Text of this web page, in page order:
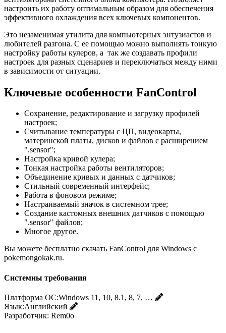
настроить их работу оптимальным образом для обеспечения
эффективного охлаждения всех ключевых компонентов.
Это незаменимая утилита для компьютерных энтузиастов и
любителей разгона. С ее помощью можно выполнять тонкую
настройку работы кулеров, а так же создавать профили
настроек для разных сценариев и переключаться между ними
в зависимости от ситуации.
Ключевые особенности FanControl
Сохранение, редактирование и загрузку профилей
настроек;
Считывание температуры с ЦП, видеокарты,
материнской платы, дисков и файлов с расширением
".sensor";
Настройка кривой кулера;
Тонкая настройка работы вентиляторов;
Объединение кривых и данных с датчиков;
Стильный современный интерфейс;
Работа в фоновом режиме;
Настраиваемый значок в системном трее;
Создание кастомных внешних датчиков с помощью
".sensor" файлов;
Многое другое.
Вы можете бесплатно скачать FanControl для Windows с
pokemongokak.ru.
Системны требования
Платформа ОС:Windows 11, 10, 8.1, 8, 7, …
Язык:Английский
Разработчик: Rem0o